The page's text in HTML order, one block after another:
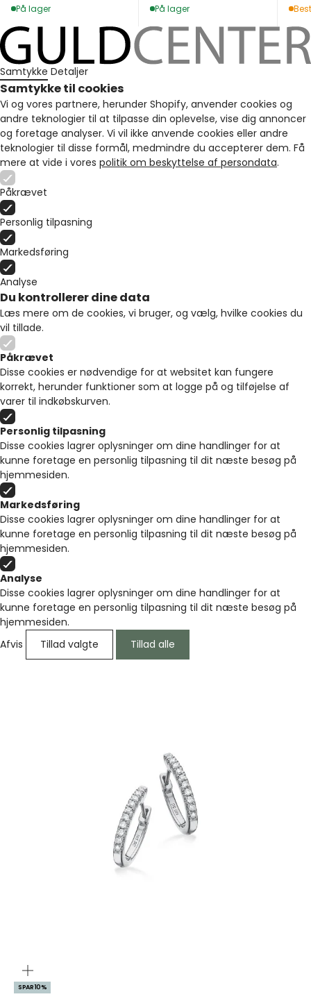
På lager På lager
Samtykke Detaljer
Samtykke til cookies
Vi og vores partnere, herunder Shopify, anvender cookies og
andre teknologier til at tilpasse din oplevelse, vise dig annoncer
og foretage analyser. Vi vil ikke anvende cookies eller andre
teknologier til disse formål, medmindre du accepterer dem. Få
mere at vide i vores politik om beskyttelse af persondata.
Påkrævet
Personlig tilpasning
Markedsføring
Analyse
Du kontrollerer dine data
Læs mere om de cookies, vi bruger, og vælg, hvilke cookies du
vil tillade.
Påkrævet
Disse cookies er nødvendige for at websitet kan fungere
korrekt, herunder funktioner som at logge på og tilføjelse af
varer til indkøbskurven.
Personlig tilpasning
Disse cookies lagrer oplysninger om dine handlinger for at
kunne foretage en personlig tilpasning til dit næste besøg på
hjemmesiden.
Markedsføring
Disse cookies lagrer oplysninger om dine handlinger for at
kunne foretage en personlig tilpasning til dit næste besøg på
hjemmesiden.
Analyse
Disse cookies lagrer oplysninger om dine handlinger for at
kunne foretage en personlig tilpasning til dit næste besøg på
hjemmesiden.
Afvis
Tillad valgte Tillad alle
SPAR 10%